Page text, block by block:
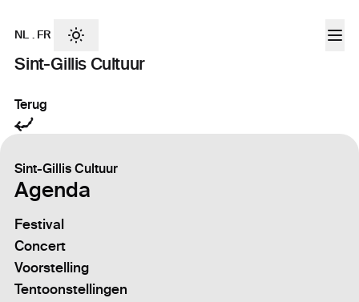
Sint-Gillis Cultuur
NL . FR
Terug
Sint-Gillis Cultuur
Agenda
Festival
Concert
Voorstelling
Tentoonstellingen